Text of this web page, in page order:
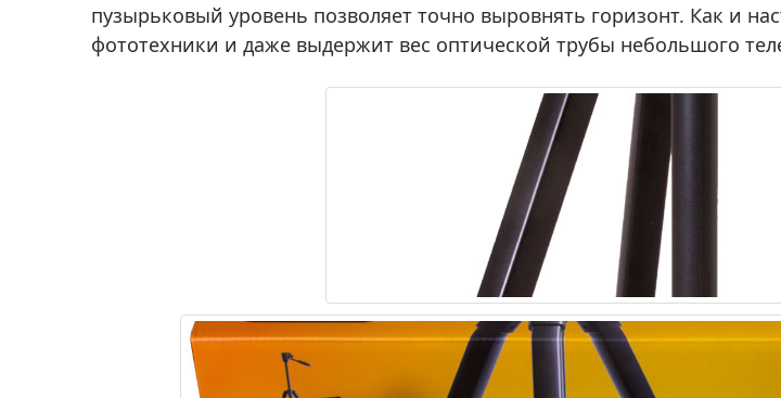
пузырьковый уровень позволяет точно выровнять горизонт. Как и
фототехники и даже выдержит вес оптической трубы небольшого